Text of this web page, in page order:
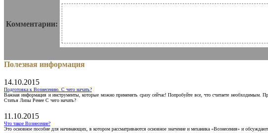
Комментарии:
Полезная информация
14.10.2015
Подготовка к Вознесению. С чего начать?
Важная информация и инструменты, которые можно применять сразу сейчас! Попробуйте все, что считаете необходимым.
Статья Лизы Ренее С чего начать?
11.10.2015
Что такое Вознесение?
Это основное пособие для начинающих, в котором рассматриваются основное значение и механика «Вознесения» и